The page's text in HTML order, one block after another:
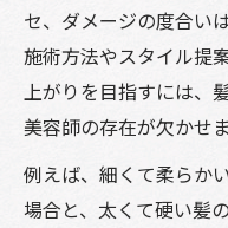
セ、ダメージの度合い
施術方法やスタイル提
上がりを目指すには、
美容師の存在が欠かせ
例えば、細くて柔らか
場合と、太くて硬い髪